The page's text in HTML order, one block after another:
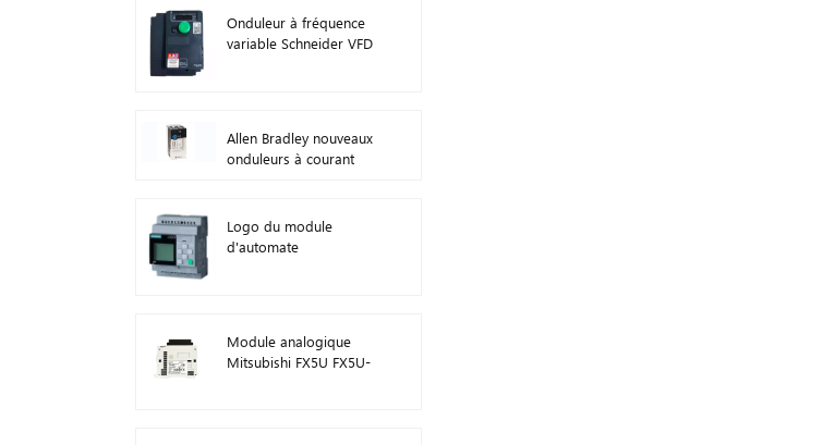
Onduleur à fréquence
variable Schneider VFD
Allen Bradley nouveaux
onduleurs à courant
Logo du module
d'automate
Module analogique
Mitsubishi FX5U FX5U-